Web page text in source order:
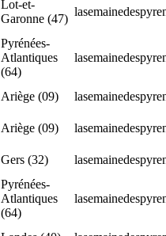
Lot-et-
Garonne (47)
Pyrénées-
Atlantiques
(64)
Ariège (09)
Ariège (09)
Gers (32)
Pyrénées-
Atlantiques
(64)